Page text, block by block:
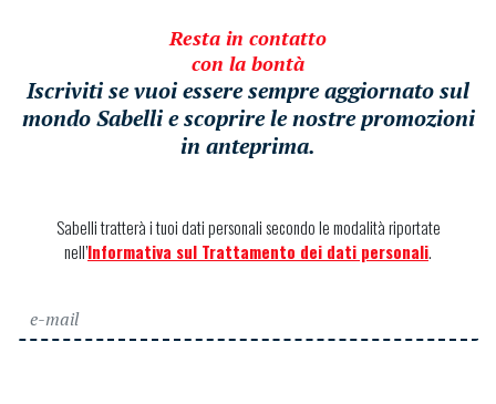
Resta in contatto
con la bontà
Iscriviti se vuoi essere sempre aggiornato sul
mondo Sabelli e scoprire le nostre promozioni
in anteprima.
Sabelli tratterà i tuoi dati personali secondo le modalità riportate
nell’Informativa sul Trattamento dei dati personali.